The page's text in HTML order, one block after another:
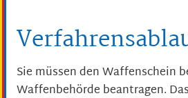
Sie müssen den Waffenschein
Waffenbehörde beantragen.